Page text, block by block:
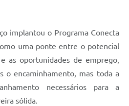
implantou o Programa Conecta
uma ponte entre o potencial
as oportunidades de emprego,
o encaminhamento, mas toda a
necessários para a
sólida.